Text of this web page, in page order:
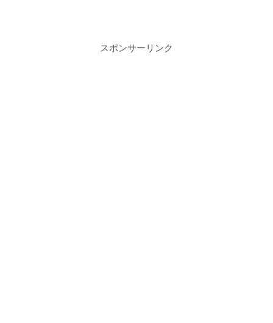
スポンサーリンク